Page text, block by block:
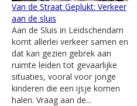
Van de Straat Geplukt: Verkeer
aan de sluis
Aan de Sluis in Leidschendam
komt allerlei verkeer samen en
dat kan gezien gebrek aan
ruimte leiden tot gevaarlijke
situaties, vooral voor jonge
kinderen die een ijsje komen
halen. Vraag aan de...